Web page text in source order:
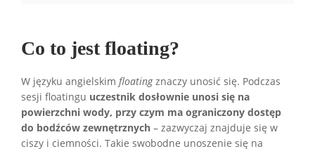
Co to jest floating?
W języku angielskim floatingznaczy unosić się. Podczas
sesji floatingu uczestnik dosłownie unosi się na
powierzchni wody, przy czym ma ograniczony dostęp
do bodźców zewnętrznych – zazwyczaj znajduje się w
ciszy i ciemności. Takie swobodne unoszenie się na